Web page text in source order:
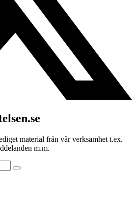
material från vår verksamhet t.ex.
m.m.